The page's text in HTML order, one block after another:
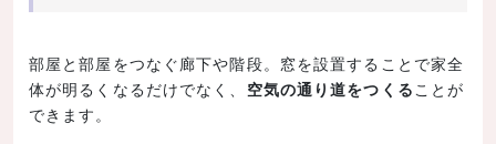
部屋と部屋をつなぐ廊下や階段。窓を設置することで家全
体が明るくなるだけでなく、 空気の通り道をつくることが
できます。